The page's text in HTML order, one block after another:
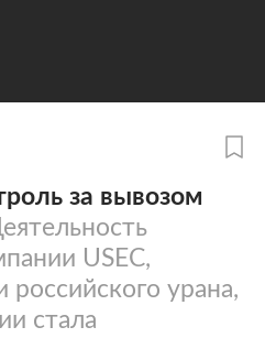
за вывозом
USEC,
российского урана,
стала